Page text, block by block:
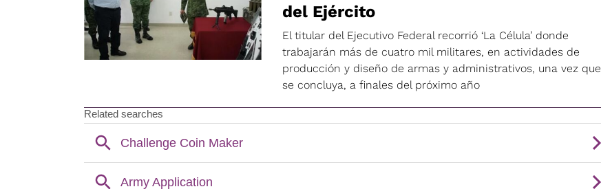
del Ejército
El titular del Ejecutivo Federal recorrió ‘La Célula’ donde
trabajarán más de cuatro mil militares, en actividades de
producción y diseño de armas y administrativos, una vez que
se concluya, a finales del próximo año